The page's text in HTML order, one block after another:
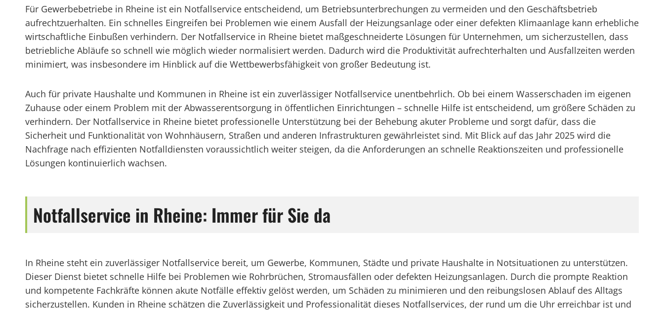
Für Gewerbebetriebe in Rheine ist ein Notfallservice entscheidend, um Betriebsunterbrechungen zu vermeiden und den Geschäftsbetrieb
aufrechtzuerhalten. Ein schnelles Eingreifen bei Problemen wie einem Ausfall der Heizungsanlage oder einer defekten Klimaanlage kann erhebliche
wirtschaftliche Einbußen verhindern. Der Notfallservice in Rheine bietet maßgeschneiderte Lösungen für Unternehmen, um sicherzustellen, dass
betriebliche Abläufe so schnell wie möglich wieder normalisiert werden. Dadurch wird die Produktivität aufrechterhalten und Ausfallzeiten werden
minimiert, was insbesondere im Hinblick auf die Wettbewerbsfähigkeit von großer Bedeutung ist.
Auch für private Haushalte und Kommunen in Rheine ist ein zuverlässiger Notfallservice unentbehrlich. Ob bei einem Wasserschaden im eigenen
Zuhause oder einem Problem mit der Abwasserentsorgung in öffentlichen Einrichtungen – schnelle Hilfe ist entscheidend, um größere Schäden zu
verhindern. Der Notfallservice in Rheine bietet professionelle Unterstützung bei der Behebung akuter Probleme und sorgt dafür, dass die
Sicherheit und Funktionalität von Wohnhäusern, Straßen und anderen Infrastrukturen gewährleistet sind. Mit Blick auf das Jahr 2025 wird die
Nachfrage nach effizienten Notfalldiensten voraussichtlich weiter steigen, da die Anforderungen an schnelle Reaktionszeiten und professionelle
Lösungen kontinuierlich wachsen.
Notfallservice in Rheine: Immer für Sie da
In Rheine steht ein zuverlässiger Notfallservice bereit, um Gewerbe, Kommunen, Städte und private Haushalte in Notsituationen zu unterstützen.
Dieser Dienst bietet schnelle Hilfe bei Problemen wie Rohrbrüchen, Stromausfällen oder defekten Heizungsanlagen. Durch die prompte Reaktion
und kompetente Fachkräfte können akute Notfälle effektiv gelöst werden, um Schäden zu minimieren und den reibungslosen Ablauf des Alltags
sicherzustellen. Kunden in Rheine schätzen die Zuverlässigkeit und Professionalität dieses Notfallservices, der rund um die Uhr erreichbar ist und